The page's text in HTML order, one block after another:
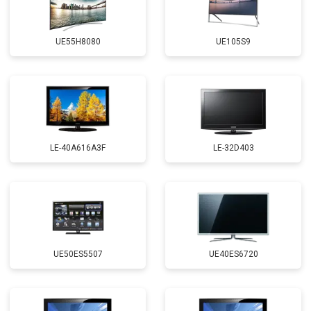
UE55H8080 UE105S9
LE-40A616A3F LE-32D403
UE50ES5507 UE40ES6720